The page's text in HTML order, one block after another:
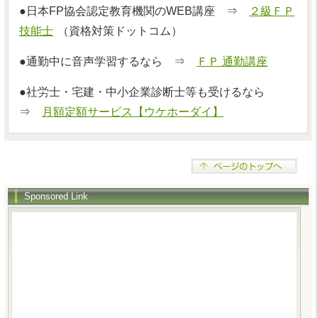
●日本FP協会認定教育機関のWEB講座 ⇒
２級ＦＰ
技能士
（資格対策ドットコム）
●通勤中に音声学習するなら ⇒ ＦＰ 通勤講座
●社労士・宅建・中小企業診断士等も受けるなら
⇒
月額定額サービス【ウケホーダイ】
Sponsored Link